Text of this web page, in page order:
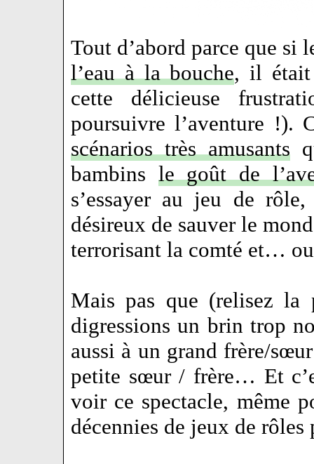
Tout d’abord parce que si
l’eau à la bouche, il était
cette délicieuse
poursuivre l’aventure !).
scénarios très amusants
bambins le goût de
s’essayer au jeu de
désireux de sauver le
terrorisant la comté et…
Mais pas que (relisez la
digressions un brin trop
aussi à un grand frère/
petite sœur / frère… Et
voir ce spectacle, même
décennies de jeux de